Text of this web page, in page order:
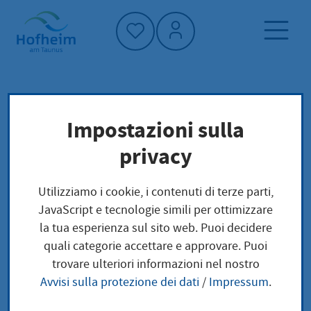
Home"
Pagina iniziale
Trova servizi
Preoccupazioni locali
Hundesteuer Ermäßigung beantragen
Hundesteuer
Ermäßigung
beantragen
Impostazioni sulla
privacy
Utilizziamo i cookie, i contenuti di terze parti,
JavaScript e tecnologie simili per ottimizzare
la tua esperienza sul sito web. Puoi decidere
quali categorie accettare e approvare. Puoi
trovare ulteriori informazioni nel nostro
Avvisi sulla protezione dei dati/ Impressum.